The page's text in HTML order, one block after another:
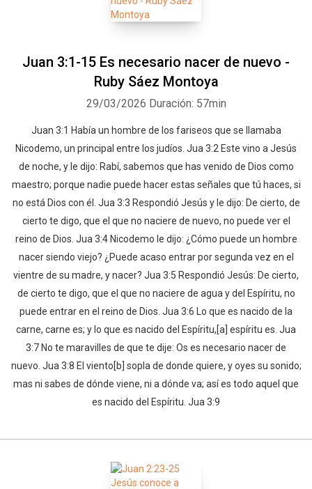
Juan 3:1-15 Es necesario nacer de nuevo -
Ruby Sáez Montoya
29/03/2026 Duración: 57min
Juan 3:1 Había un hombre de los fariseos que se llamaba
Nicodemo, un principal entre los judíos. Jua 3:2 Este vino a Jesús
de noche, y le dijo: Rabí, sabemos que has venido de Dios como
maestro; porque nadie puede hacer estas señales que tú haces, si
no está Dios con él. Jua 3:3 Respondió Jesús y le dijo: De cierto, de
cierto te digo, que el que no naciere de nuevo, no puede ver el
reino de Dios. Jua 3:4 Nicodemo le dijo: ¿Cómo puede un hombre
nacer siendo viejo? ¿Puede acaso entrar por segunda vez en el
vientre de su madre, y nacer? Jua 3:5 Respondió Jesús: De cierto,
de cierto te digo, que el que no naciere de agua y del Espíritu, no
puede entrar en el reino de Dios. Jua 3:6 Lo que es nacido de la
carne, carne es; y lo que es nacido del Espíritu,[a] espíritu es. Jua
3:7 No te maravilles de que te dije: Os es necesario nacer de
nuevo. Jua 3:8 El viento[b] sopla de donde quiere, y oyes su sonido;
mas ni sabes de dónde viene, ni a dónde va; así es todo aquel que
es nacido del Espíritu. Jua 3:9